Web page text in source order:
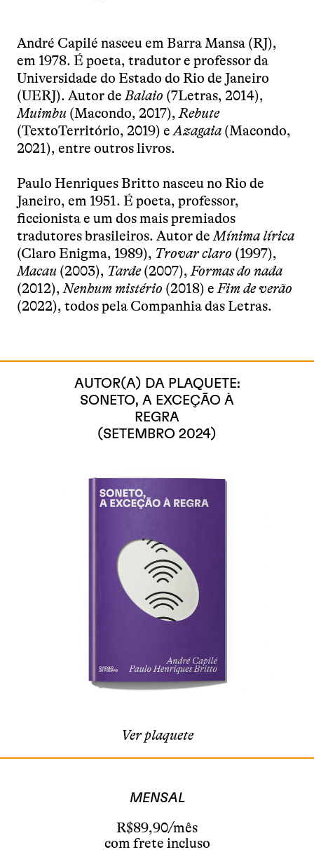
André Capilé nasceu em Barra Mansa (RJ),
em 1978. É poeta, tradutor e professor da
Universidade do Estado do Rio de Janeiro
(UERJ). Autor deBalaio (7Letras, 2014),
Muimbu (Macondo, 2017),Rebute
(TextoTerritório, 2019) eAzagaia (Macondo,
2021), entre outros livros.
Paulo Henriques Britto nasceu no Rio de
Janeiro, em 1951. É poeta, professor,
ficcionista e um dos mais premiados
tradutores brasileiros. Autor deMínima lírica
(Claro Enigma, 1989), Trovar claro (1997),
Macau (2003), Tarde(2007),Formas do nada
(2012),Nenhum mistério (2018) eFim de verão
(2022), todos pela Companhia das Letras.
AUTOR(A) DA PLAQUETE:
SONETO, A EXCEÇÃO À
REGRA
(SETEMBRO 2024)
Ver plaquete
MENSAL
R$89,90/mês
com frete incluso